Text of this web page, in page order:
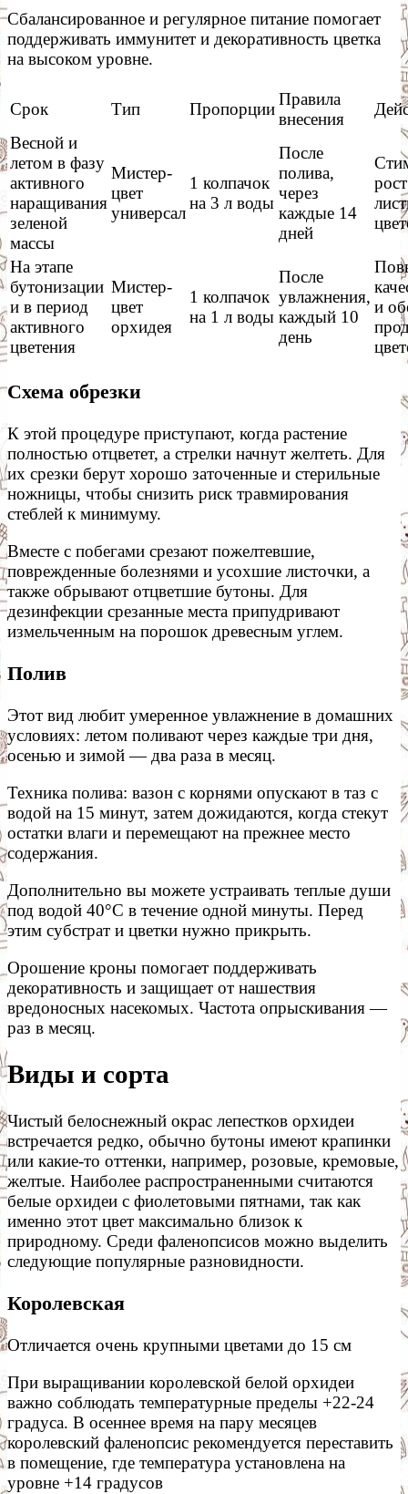
Сбалансированное и регулярное питание помогает
поддерживать иммунитет и декоративность цветка
на высоком уровне.
Срок Тип Пропорции
Правила
внесения
Весной и
летом в фазу
активного
наращивания
зеленой
массы
Мистер-
цвет
универсал
1 колпачок
на 3 л воды
После
полива,
через
каждые 14
дней
На этапе
бутонизации
и в период
активного
цветения
Мистер-
цвет
орхидея
1 колпачок
на 1 л воды
После
увлажнения,
каждый 10
день
и
Схема обрезки
К этой процедуре приступают, когда растение
полностью отцветет, а стрелки начнут желтеть. Для
их срезки берут хорошо заточенные и стерильные
ножницы, чтобы снизить риск травмирования
стеблей к минимуму.
Вместе с побегами срезают пожелтевшие,
поврежденные болезнями и усохшие листочки, а
также обрывают отцветшие бутоны. Для
дезинфекции срезанные места припудривают
измельченным на порошок древесным углем.
Полив
Этот вид любит умеренное увлажнение в домашних
условиях: летом поливают через каждые три дня,
осенью и зимой — два раза в месяц.
Техника полива: вазон с корнями опускают в таз с
водой на 15 минут, затем дожидаются, когда стекут
остатки влаги и перемещают на прежнее место
содержания.
Дополнительно вы можете устраивать теплые души
под водой 40°С в течение одной минуты. Перед
этим субстрат и цветки нужно прикрыть.
Орошение кроны помогает поддерживать
декоративность и защищает от нашествия
вредоносных насекомых. Частота опрыскивания —
раз в месяц.
Виды и сорта
Чистый белоснежный окрас лепестков орхидеи
встречается редко, обычно бутоны имеют крапинки
или какие-то оттенки, например, розовые, кремовые,
желтые. Наиболее распространенными считаются
белые орхидеи с фиолетовыми пятнами, так как
именно этот цвет максимально близок к
природному. Среди фаленопсисов можно выделить
следующие популярные разновидности.
Королевская
Отличается очень крупными цветами до 15 см
При выращивании королевской белой орхидеи
важно соблюдать температурные пределы +22-24
градуса. В осеннее время на пару месяцев
королевский фаленопсис рекомендуется переставить
в помещение, где температура установлена на
уровне +14 градусов